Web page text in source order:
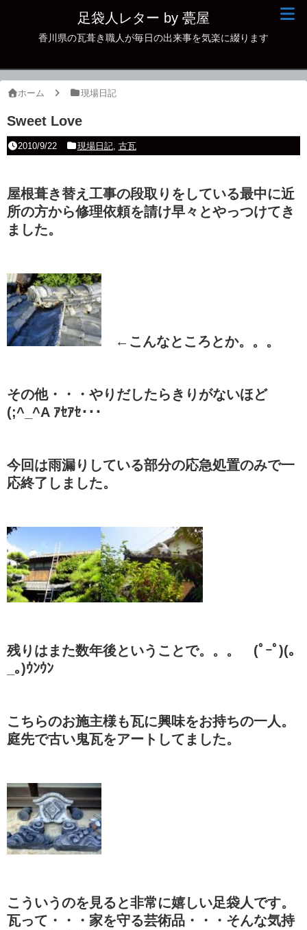
足袋人レター by 甍屋
香川県の瓦葺き職人が毎日の出来事を気楽に綴ります
ホーム 現場日記
Sweet Love
2010/9/22 現場日記, 古瓦
屋根葺き替え工事の段取りをしている最中に近
所の方から修理依頼を請け早々とやっつけてき
ました。
←こんなところとか。。。
その他・・・やりだしたらきりがないほど
(;^_^A ｱｾｱｾ･･･
今回は雨漏りしている部分の応急処置のみで一
応終了しました。
残りはまた数年後ということで。。。 (ﾟｰﾟ)(｡
_｡)ｳﾝｳﾝ
こちらのお施主様も瓦に興味をお持ちの一人。
庭先で古い鬼瓦をアートしてました。
こういうのを見ると非常に嬉しい足袋人です。
瓦って・・・家を守る芸術品・・・そんな気持
現場日記
古瓦
本日の一品
その他